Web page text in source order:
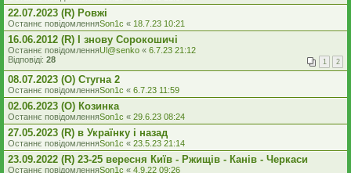
22.07.2023 (R) Ровжі
Останнє повідомленняSon1c « 18.7.23 10:21
16.06.2012 (R) І знову Сорокошичі
Останнє повідомленняUl@senko « 6.7.23 21:12
Відповіді: 28 1 2
08.07.2023 (O) Стугна 2
Останнє повідомленняSon1c « 6.7.23 11:59
02.06.2023 (O) Козинка
Останнє повідомленняSon1c « 29.6.23 08:24
27.05.2023 (R) в Українку і назад
Останнє повідомленняSon1c « 23.5.23 21:14
23.09.2022 (R) 23-25 вересня Київ - Ржищів - Канів - Черкаси
Останнє повідомленняSon1c « 4.9.22 09:26